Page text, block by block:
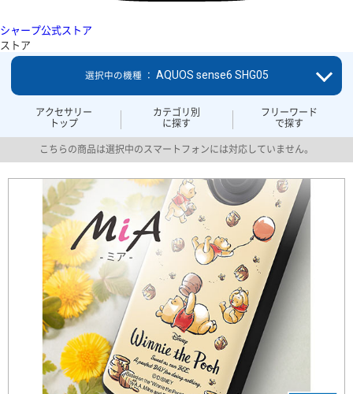
シャープ公式ストア
ストア
アクセサリー
トップ
カテゴリ別
に探す
フリーワード
で探す
選択中の機種 ： AQUOS sense6 SHG05
こちらの商品は選択中のスマートフォンには対応していません。